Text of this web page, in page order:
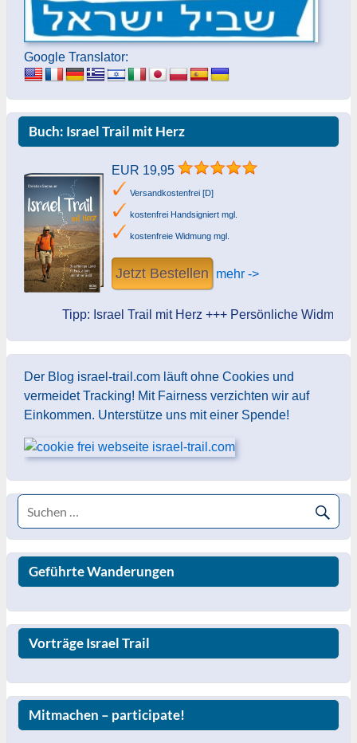
Google Translator:
Buch: Israel Trail mit Herz
EUR 19,95
Versandkostenfrei [D]
kostenfrei Handsigniert mgl.
kostenfreie Widmung mgl.
Jetzt Bestellen mehr ->
Tipp: Israel Trail mit Herz +++ Persönliche Widmung
Der Blog israel-trail.com läuft ohne Cookies und
vermeidet Tracking! Mit Fairness verzichten wir auf
Einkommen. Unterstütze uns mit einer Spende!
Geführte Wanderungen
Vorträge Israel Trail
Mitmachen – participate!